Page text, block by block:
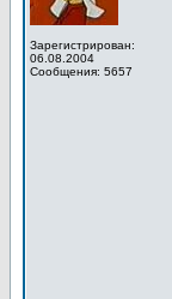
Зарегистрирован:
06.08.2004
Сообщения: 5657